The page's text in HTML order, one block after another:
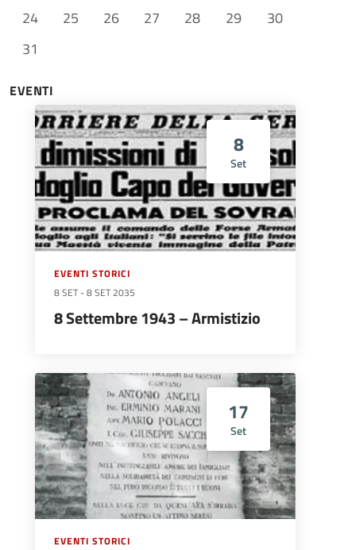
24 25 26 27 28 29
30
31
EVENTI
8
Set
EVENTI STORICI
8 SET -8 SET 2035
8 Settembre 1943 – Armistizio
17
Set
EVENTI STORICI